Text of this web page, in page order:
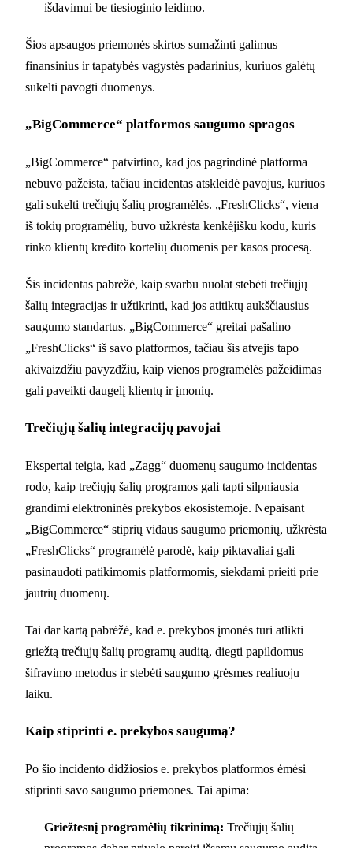
išdavimui be tiesioginio leidimo.
Šios apsaugos priemonės skirtos sumažinti galimus
finansinius ir tapatybės vagystės padarinius, kuriuos galėtų
sukelti pavogti duomenys.
„BigCommerce“ platformos saugumo spragos
„BigCommerce“ patvirtino, kad jos pagrindinė platforma
nebuvo pažeista, tačiau incidentas atskleidė pavojus, kuriuos
gali sukelti trečiųjų šalių programėlės. „FreshClicks“, viena
iš tokių programėlių, buvo užkrėsta kenkėjišku kodu, kuris
rinko klientų kredito kortelių duomenis per kasos procesą.
Šis incidentas pabrėžė, kaip svarbu nuolat stebėti trečiųjų
šalių integracijas ir užtikrinti, kad jos atitiktų aukščiausius
saugumo standartus. „BigCommerce“ greitai pašalino
„FreshClicks“ iš savo platformos, tačiau šis atvejis tapo
akivaizdžiu pavyzdžiu, kaip vienos programėlės pažeidimas
gali paveikti daugelį klientų ir įmonių.
Trečiųjų šalių integracijų pavojai
Ekspertai teigia, kad „Zagg“ duomenų saugumo incidentas
rodo, kaip trečiųjų šalių programos gali tapti silpniausia
grandimi elektroninės prekybos ekosistemoje. Nepaisant
„BigCommerce“ stiprių vidaus saugumo priemonių, užkrėsta
„FreshClicks“ programėlė parodė, kaip piktavaliai gali
pasinaudoti patikimomis platformomis, siekdami prieiti prie
jautrių duomenų.
Tai dar kartą pabrėžė, kad e. prekybos įmonės turi atlikti
griežtą trečiųjų šalių programų auditą, diegti papildomus
šifravimo metodus ir stebėti saugumo grėsmes realiuoju
laiku.
Kaip stiprinti e. prekybos saugumą?
Po šio incidento didžiosios e. prekybos platformos ėmėsi
stiprinti savo saugumo priemones. Tai apima:
Griežtesnį programėlių tikrinimą: Trečiųjų šalių